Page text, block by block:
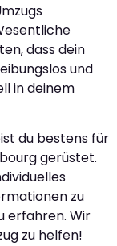
dass dein
und
in deinem
du bestens für
gerüstet.
zu
erfahren. Wir
zu helfen!